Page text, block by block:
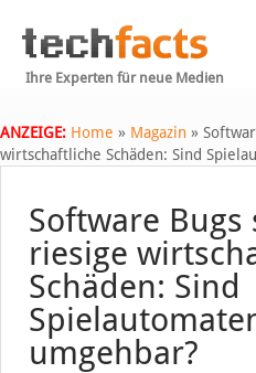
Ihre Experten für neue Medien
ANZEIGE: Home » Magazin »
wirtschaftliche Schäden: Sind
Software
riesige
Schäden: Sind
umgehbar?